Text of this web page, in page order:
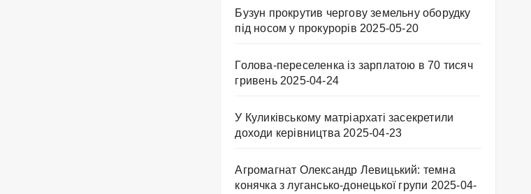
Бузун прокрутив чергову земельну оборудку
під носом у прокурорів 2025-05-20
Голова-переселенка із зарплатою в 70 тисяч
гривень 2025-04-24
У Куликівському матріархаті засекретили
доходи керівництва 2025-04-23
Агромагнат Олександр Левицький: темна
конячка з лугансько-донецької групи 2025-04-